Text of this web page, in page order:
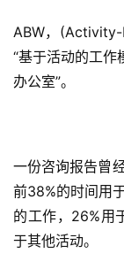
开
标
察
标
杆
内
ABW，
“基于活动的工作
办公室”。
一份咨询报告曾
前38%的时间用
的工作，26%用
于其他活动。